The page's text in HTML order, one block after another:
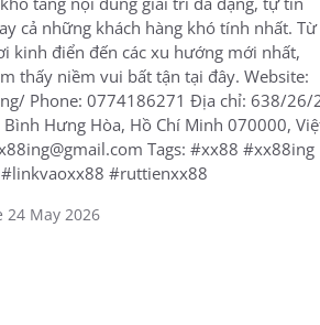
cả những khách hàng khó tính nhất. Từ
kinh điển đến các xu hướng mới nhất,
thấy niềm vui bất tận tại đây. Website:
Phone: 0774186271 Địa chỉ: 638/26/
Bình Hưng Hòa, Hồ Chí Minh 070000,
Tags: #xx88 #xx88ing
#ruttienxx88
24 May 2026